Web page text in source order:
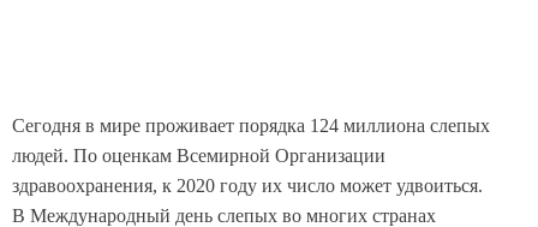
Сегодня в мире проживает порядка 124 миллиона слепых
людей. По оценкам Всемирной Организации
здравоохранения, к 2020 году их число может удвоиться.
В Международный день слепых во многих странах